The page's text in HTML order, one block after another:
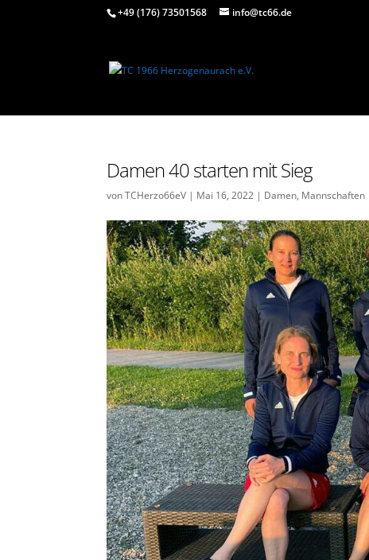
+49 (176) 73501568 info@tc66.de
Damen 40 starten mit Sieg
vonTCHerzo66eV | Mai 16, 2022 | Damen, Mannschaften